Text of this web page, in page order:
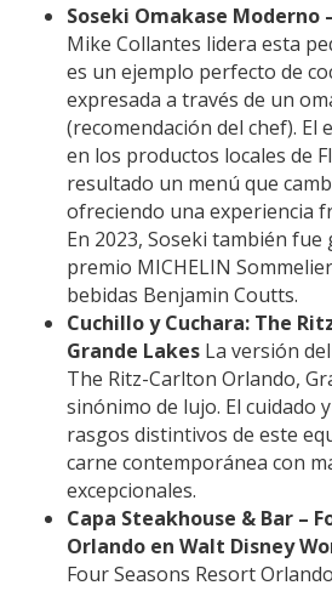
Soseki Omakase Moderno
Mike Collantes lidera esta
es un ejemplo perfecto de
expresada a través de un
(recomendación del chef). El
en los productos locales de
resultado un menú que
ofreciendo una experiencia
En 2023, Soseki también
premio MICHELIN
bebidas Benjamin Coutts.
Cuchillo y Cuchara: The
Grande Lakes La versión
The Ritz-Carlton Orlando,
sinónimo de lujo. El cuidado
rasgos distintivos de este
carne contemporánea con
excepcionales.
Capa Steakhouse & Bar –
Orlando en Walt Disney
Four Seasons Resort